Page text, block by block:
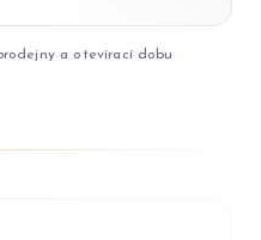
a otevírací dobu